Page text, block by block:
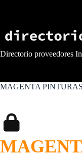
Directorio proveedores
MAGENTA